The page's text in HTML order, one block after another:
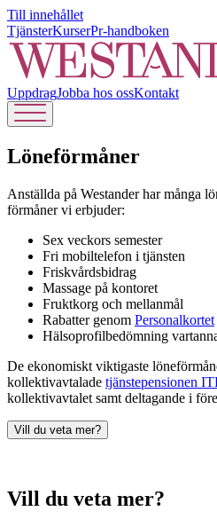
Till innehållet
TjänsterKurserPr-handboken
UppdragJobba hos ossKontakt
Löneförmåner
Anställda på Westander har många
förmåner vi erbjuder:
Sex veckors semester
Fri mobiltelefon i tjänsten
Friskvårdsbidrag
Massage på kontoret
Fruktkorg och mellanmål
Rabatter genom Personalkortet
Hälsoprofilbedömning
De ekonomiskt viktigaste
kollektivavtalade tjänstepensionen
kollektivavtalet samt deltagande i
Vill du veta mer?
Vill du veta mer?